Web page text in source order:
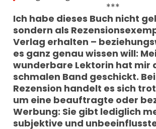
***
Ich habe dieses Buch nicht
sondern als
Verlag erhalten –
es ganz genau wissen will:
wunderbare Lektorin hat mir
schmalen Band geschickt.
Rezension handelt es sich
um eine beauftragte oder
Werbung: Sie gibt lediglich
subjektive und